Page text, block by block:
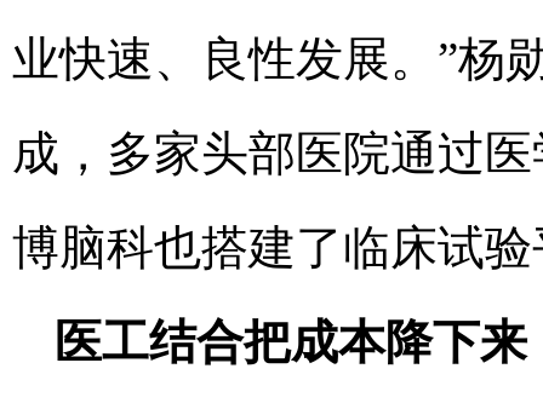
业快速、良性发展。”杨
成，多家头部医院通过
博脑科也搭建了临床试
医工结合把成本降下来